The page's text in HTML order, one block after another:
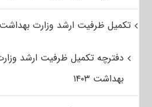
تکمیل ظرفیت ارشد وزارت بهداشت ۱۴۰۳
دفترچه تکمیل ظرفیت ارشد
بهداشت ۱۴۰۳